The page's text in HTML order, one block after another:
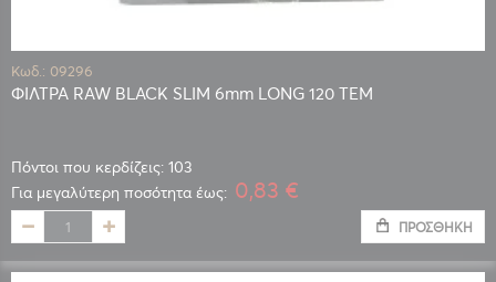
Κωδ.: 09296
ΦΙΛΤΡΑ RAW BLACK SLIM 6mm LONG 120 TEM
Πόντοι που κερδίζεις: 103
Για μεγαλύτερη ποσότητα έως: 0,83 €
ΠΡΟΣΘΉΚΗ